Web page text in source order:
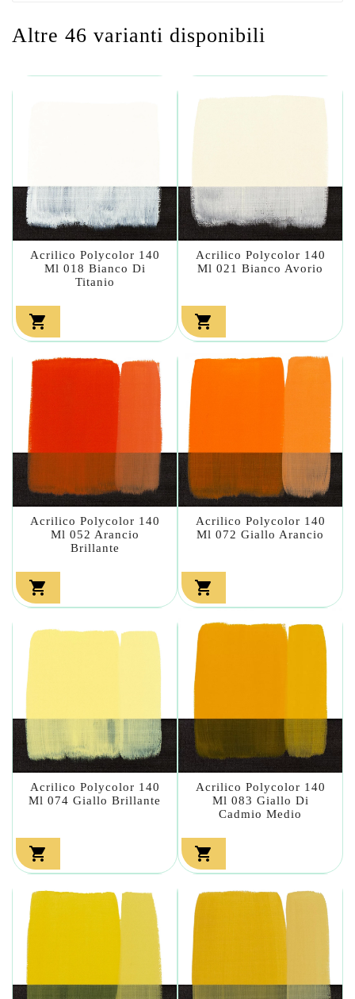
Altre 46 varianti disponibili
Acrilico Polycolor 140
Ml 018 Bianco Di
Titanio

Acrilico Polycolor 140
Ml 021 Bianco Avorio

Acrilico Polycolor 140
Ml 052 Arancio
Brillante

Acrilico Polycolor 140
Ml 072 Giallo Arancio

Acrilico Polycolor 140
Ml 074 Giallo Brillante

Acrilico Polycolor 140
Ml 083 Giallo Di
Cadmio Medio
